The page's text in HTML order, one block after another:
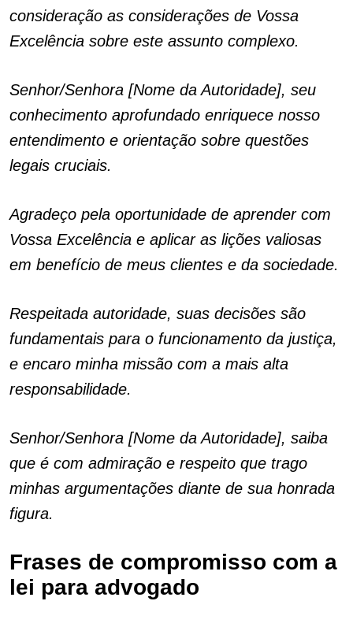
consideração as considerações de Vossa
Excelência sobre este assunto complexo.
Senhor/Senhora [Nome da Autoridade], seu
conhecimento aprofundado enriquece nosso
entendimento e orientação sobre questões
legais cruciais.
Agradeço pela oportunidade de aprender com
Vossa Excelência e aplicar as lições valiosas
em benefício de meus clientes e da sociedade.
Respeitada autoridade, suas decisões são
fundamentais para o funcionamento da justiça,
e encaro minha missão com a mais alta
responsabilidade.
Senhor/Senhora [Nome da Autoridade], saiba
que é com admiração e respeito que trago
minhas argumentações diante de sua honrada
figura.
Frases de compromisso com a
lei para advogado